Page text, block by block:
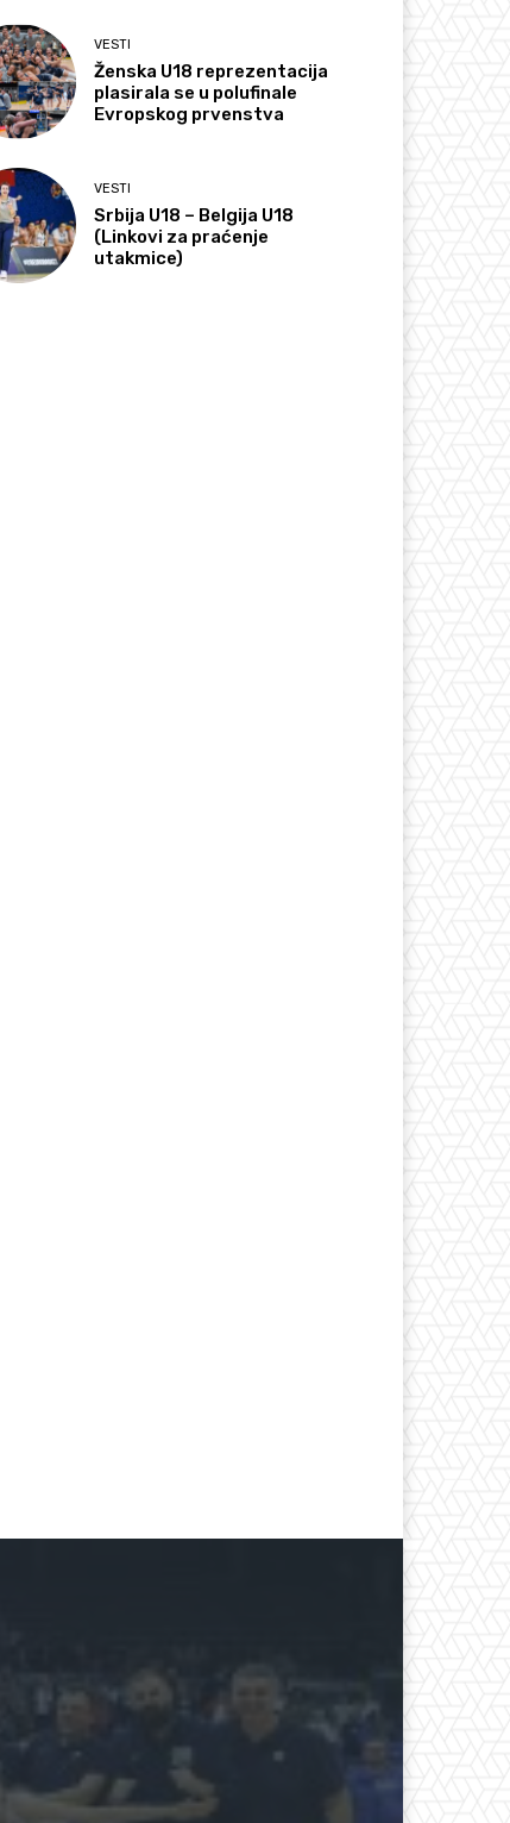
VESTI
Ženska U18 reprezentacija
plasirala se u polufinale
Evropskog prvenstva
VESTI
Srbija U18 – Belgija U18
(Linkovi za praćenje
utakmice)